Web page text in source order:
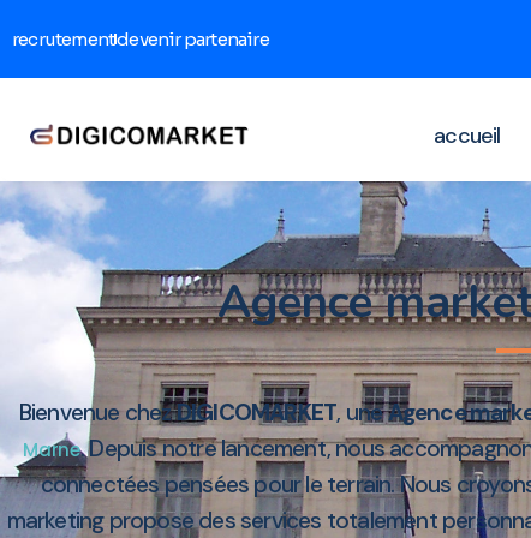
recrutementdevenir partenaire
accueil
Agence
Bienvenue chezDIGICOMARKET, uneAgence
Marne. Depuis notre lancement, nous
connectées pensées pour le terrain. Nous
marketing propose des services totalement